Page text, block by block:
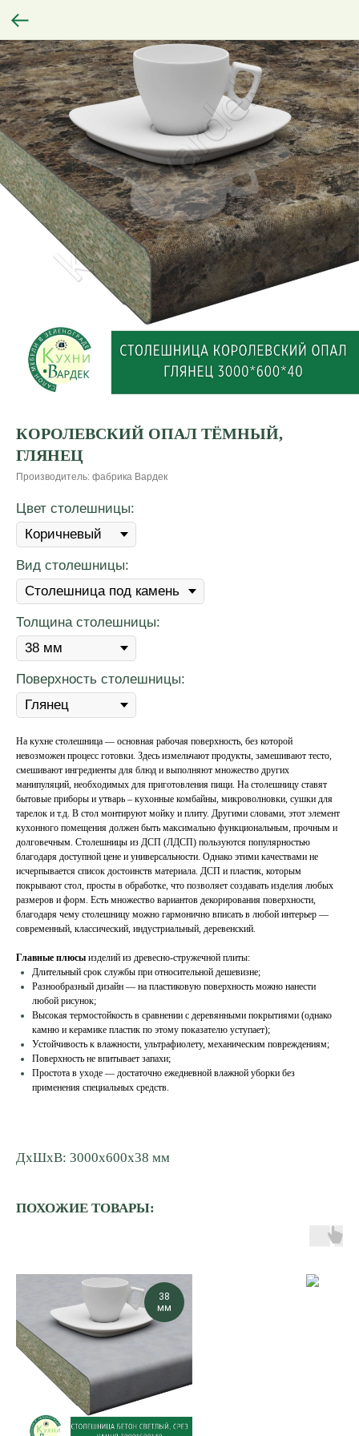
КОРОЛЕВСКИЙ ОПАЛ ТЁМНЫЙ,
ГЛЯНЕЦ
Производитель: фабрика Вардек
Цвет столешницы:
Вид столешницы:
Толщина столешницы:
Поверхность столешницы:
На кухне столешница — основная рабочая поверхность, без которой
невозможен процесс готовки. Здесь измельчают продукты, замешивают тесто,
смешивают ингредиенты для блюд и выполняют множество других
манипуляций, необходимых для приготовления пищи. На столешницу ставят
бытовые приборы и утварь – кухонные комбайны, микроволновки, сушки для
тарелок и т.д. В стол монтируют мойку и плиту. Другими словами, этот элемент
кухонного помещения должен быть максимально функциональным, прочным и
долговечным. Столешницы из ДСП (ЛДСП) пользуются популярностью
благодаря доступной цене и универсальности. Однако этими качествами не
исчерпывается список достоинств материала. ДСП и пластик, которым
покрывают стол, просты в обработке, что позволяет создавать изделия любых
размеров и форм. Есть множество вариантов декорирования поверхности,
благодаря чему столешницу можно гармонично вписать в любой интерьер —
современный, классический, индустриальный, деревенский.
Главные плюсы изделий из древесно-стружечной плиты:
Длительный срок службы при относительной дешевизне;
Разнообразный дизайн — на пластиковую поверхность можно нанести
любой рисунок;
Высокая термостойкость в сравнении с деревянными покрытиями (однако
камню и керамике пластик по этому показателю уступает);
Устойчивость к влажности, ультрафиолету, механическим повреждениям;
Поверхность не впитывает запахи;
Простота в уходе — достаточно ежедневной влажной уборки без
применения специальных средств.
ДxШxВ: 3000x600x38 мм
ПОХОЖИЕ ТОВАРЫ:
38
мм